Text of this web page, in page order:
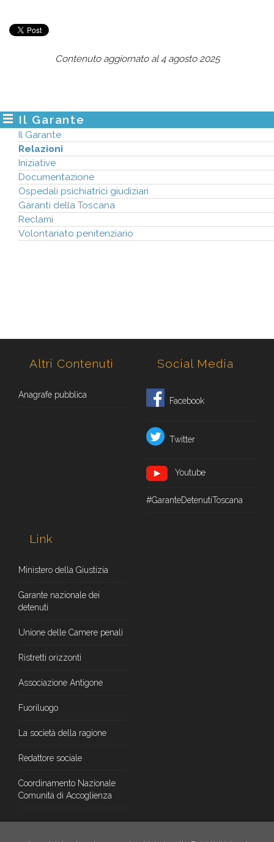
Contenuto aggiornato al 4 agosto 2025
Il Garante
Il Garante
Relazioni
Iniziative
Documentazione
Ospedali psichiatrici giudiziari
Garanti della Toscana
Reclami
Volontariato penitenziario
Altri Contenuti
Anagrafe pubblica
Social Media
Facebook
Twitter
Youtube
#GaranteDetenutiToscana
Link
Ministero della Giustizia
Garante nazionale dei
detenuti
Unione delle Camere penali
Ristretti orizzonti
Associazione Antigone
Fuoriluogo
La società della ragione
Redattore sociale
Coordinamento Nazionale
Comunità di Accoglienza